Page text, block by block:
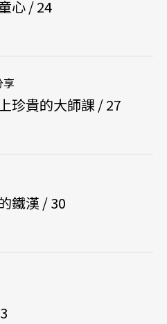
心 / 24
享
珍貴的大師課 / 27
鐵漢 / 30